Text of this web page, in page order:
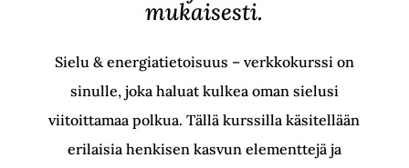
mukaisesti.
Sielu & energiatietoisuus – verkkokurssi on
sinulle, joka haluat kulkea oman sielusi
viitoittamaa polkua. Tällä kurssilla käsitellään
erilaisia henkisen kasvun elementtejä ja